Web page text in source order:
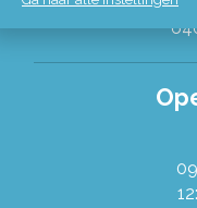
Alles over
Werken in